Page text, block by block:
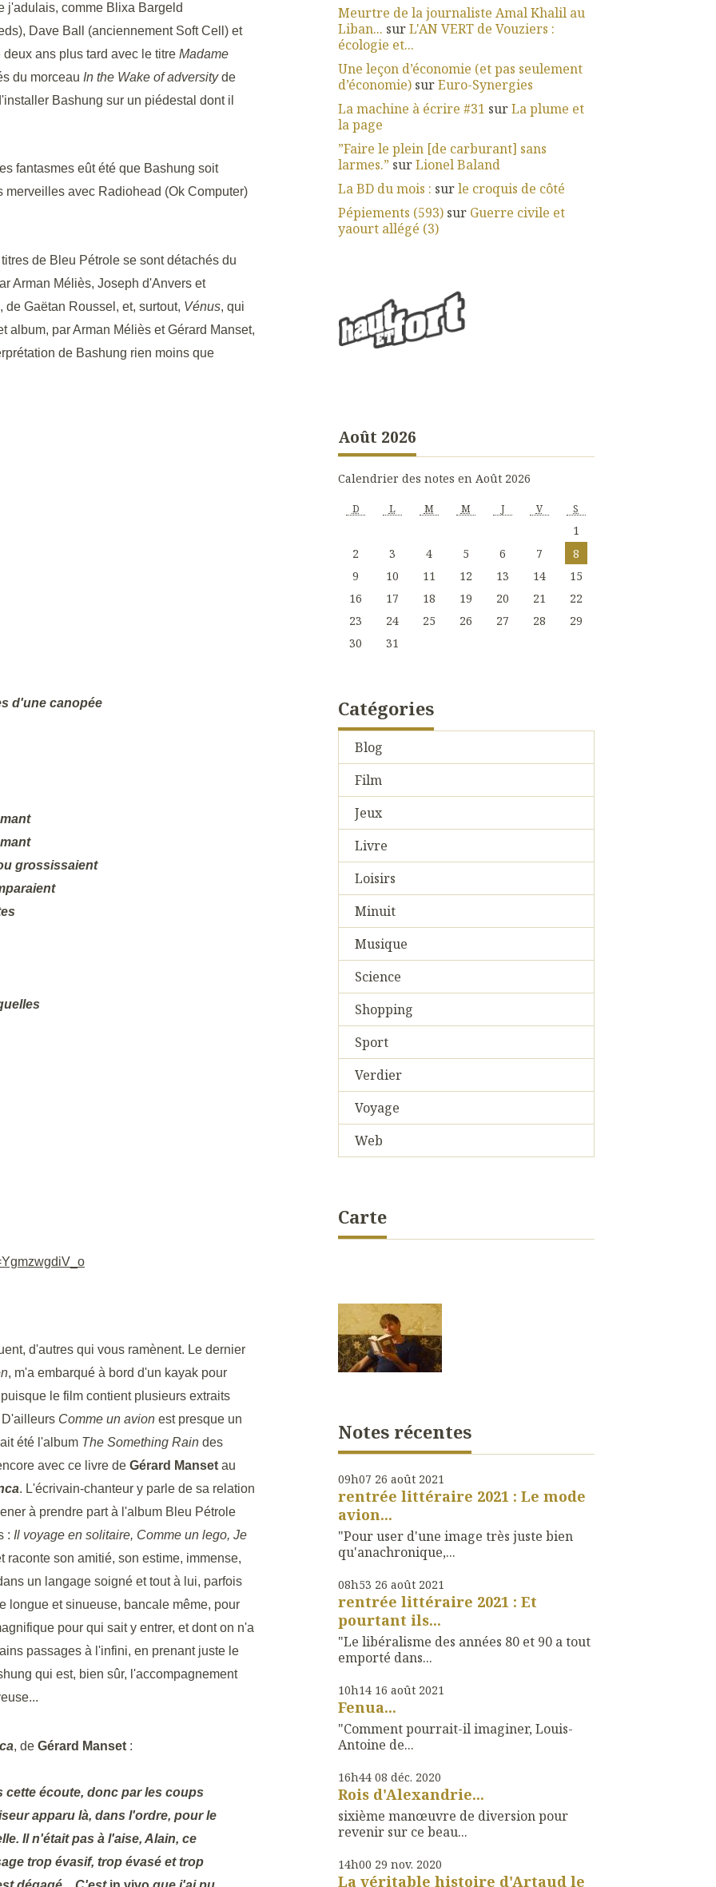
j'adulais, comme Blixa Bargeld
Dave Ball (anciennement Soft Cell) et
ans plus tard avec le titre Madame
du morceau In the Wake of adversityde
Bashung sur un piédestal dont il
fantasmes eût été que Bashung soit
avec Radiohead (Ok Computer)
de Bleu Pétrole se sont détachés du
Arman Méliès, Joseph d'Anvers et
, de Gaëtan Roussel, et, surtout, Vénus, qui
album, par Arman Méliès et Gérard Manset,
de Bashung rien moins que
d'une canopée
grossissaient
d'autres qui vous ramènent. Le dernier
, m'a embarqué à bord d'un kayak pour
le film contient plusieurs extraits
Comme un avion est presque un
été l'album The Something Rain des
avec ce livre de Gérard Manset au
. L'écrivain-chanteur y parle de sa relation
à prendre part à l'album Bleu Pétrole
: Il voyage en solitaire, Comme un lego, Je
raconte son amitié, son estime, immense,
un langage soigné et tout à lui, parfois
longue et sinueuse, bancale même, pour
pour qui sait y entrer, et dont on n'a
passages à l'infini, en prenant juste le
qui est, bien sûr, l'accompagnement
, deGérard Manset :
cette écoute, donc par les coups
apparu là, dans l'ordre, pour le
Il n'était pas à l'aise, Alain, ce
trop évasif, trop évasé et trop
Meurtre de la journaliste Amal Khalil au
Liban... surL'AN VERT de Vouziers :
écologie et...
Une leçon d’économie (et pas seulement
d’économie)surEuro-Synergies
La machine à écrire #31 surLa plume et
la page
”Faire le plein [de carburant] sans
larmes.”surLionel Baland
La BD du mois : surle croquis de côté
Pépiements (593)sur Guerre civile et
yaourt allégé (3)
Août 2026
Calendrier des notes en Août 2026
D L M M J V S
1
2
3 4 5 6 7
8
9
10 11 12 13 14
15
16
17 18 19 20 21
22
23
24 25 26 27 28
29
30
31
Catégories
Blog
Film
Jeux
Livre
Loisirs
Minuit
Musique
Science
Shopping
Sport
Verdier
Voyage
Web
Carte
Notes récentes
09h07 26 août 2021
rentrée littéraire 2021 : Le mode
avion...
"Pour user d'une image très juste bien
qu'anachronique,...
08h53 26 août 2021
rentrée littéraire 2021 : Et
pourtant ils...
"Le libéralisme des années 80 et 90 a tout
emporté dans...
10h14 16 août 2021
Fenua...
"Comment pourrait-il imaginer, Louis-
Antoine de...
16h44 08 déc. 2020
Rois d'Alexandrie...
sixième manœuvre de diversion pour
revenir sur ce beau...
14h00 29 nov. 2020
La véritable histoire d'Artaud le